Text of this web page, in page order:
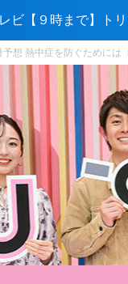
【９時まで】トリ
想 熱中症を防ぐためには